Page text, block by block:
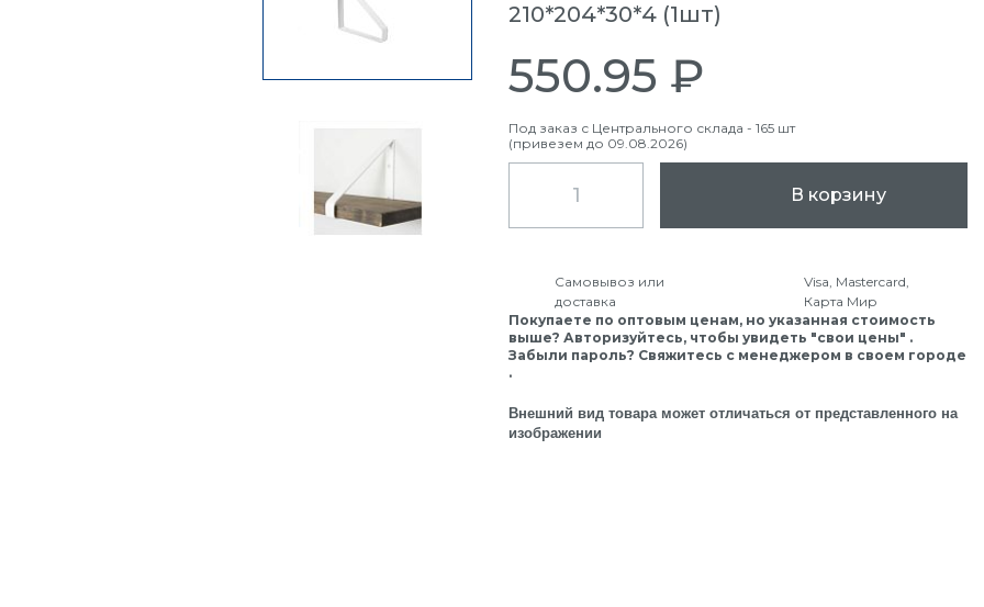
210*204*30*4 (1шт)
550.95 ₽
Под заказ с Центрального склада - 165 шт
(привезем до 09.08.2026)
В корзину
Самовывоз или
доставка
Visa, Mastercard,
Карта Мир
Покупаете по оптовым ценам, но указанная стоимость
выше? Авторизуйтесь, чтобы увидеть "свои цены" .
Забыли пароль? Свяжитесь с менеджером в своем городе
.
Внешний вид товара может отличаться от представленного на
изображении